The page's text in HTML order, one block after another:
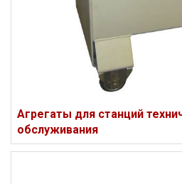
Агрегаты для станций
обслуживания